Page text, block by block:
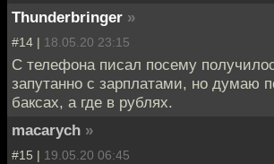
Thunderbringer »
#14 | 18.05.20 23:15
С телефона писал посему
запутанно с зарплатами, но думаю
баксах, а где в рублях.
macarych »
#15 | 19.05.20 06:45